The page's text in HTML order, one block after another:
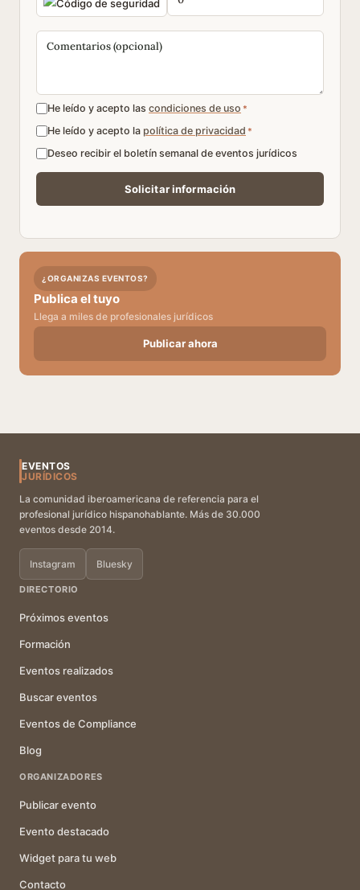
He leído y acepto las condiciones de uso *
He leído y acepto la política de privacidad *
Deseo recibir el boletín semanal de eventos jurídicos
¿ORGANIZAS EVENTOS?
Publica el tuyo
Llega a miles de profesionales jurídicos
Publicar ahora
EVENTOS
JURÍDICOS
La comunidad iberoamericana de referencia para el
profesional jurídico hispanohablante. Más de 30.000
eventos desde 2014.
Instagram Bluesky
DIRECTORIO
Próximos eventos
Formación
Eventos realizados
Buscar eventos
Eventos de Compliance
Blog
ORGANIZADORES
Publicar evento
Evento destacado
Widget para tu web
Contacto